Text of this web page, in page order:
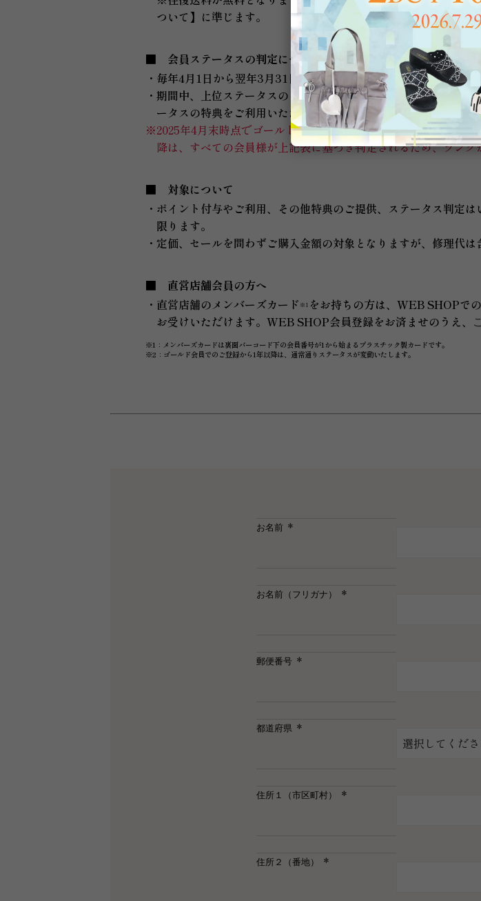
ついて】に準じます。
会員ステータスの判定について
・毎年4月1日から翌年3月31日までの累計お買上げ金額に基づき、
・期間中、上位ステータスのご購入金額に達した場合は上記の判
ータスの特典をご利用いただけるようになります。
※2025年4月末時点でゴールド会員の方は、2026年3月31日まで現
降は、すべての会員様が上記表に基づき判定されるため、ラン
対象について
・ポイント付与やご利用、その他特典のご提供、ステータス判定
限ります。
・定価、セールを問わずご購入金額の対象となりますが、修理代は
直営店舗会員の方へ
・直営店舗のメンバーズカード ※1 をお持ちの方は、WEB SHOPで
お受けいただけます。WEB SHOP会員登録をお済ませのうえ、
※1：メンバーズカードは裏面バーコード下の会員番号が1から始まるプラスチック製カードです。
※2：ゴールド会員でのご登録から1年以降は、通常通りステータスが変動いたします。
お名前
お名前（フリガナ）
郵便番号
都道府県
住所１（市区町村）
住所２（番地）